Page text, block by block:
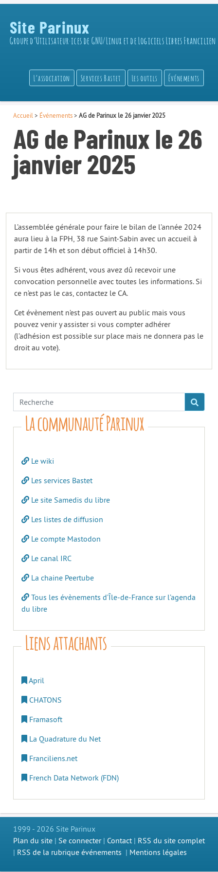
Site Parinux
Groupe d’Utilisateur·ices de GNU/Linux et de Logiciels Libres Francilien
L’association Services Bastet Les outils Événements
Accueil > Événements> AG de Parinux le 26 janvier 2025
AG de Parinux le 26
janvier 2025
L’assemblée générale pour faire le bilan de l’année 2024
aura lieu à la FPH, 38 rue Saint-Sabin avec un accueil à
partir de 14h et son début officiel à 14h30.
Si vous êtes adhérent, vous avez dû recevoir une
convocation personnelle avec toutes les informations. Si
ce n’est pas le cas, contactez le CA.
Cet évènement n’est pas ouvert au public mais vous
pouvez venir y assister si vous compter adhérer
(l’adhésion est possible sur place mais ne donnera pas le
droit au vote).
La communauté Parinux
Le wiki
Les services Bastet
Le site Samedis du libre
Les listes de diffusion
Le compte Mastodon
Le canal IRC
La chaine Peertube
Tous les évènements d’Île-de-France sur l’agenda
du libre
Liens attachants
April
CHATONS
Framasoft
La Quadrature du Net
Franciliens.net
French Data Network (FDN)
1999 - 2026 Site Parinux
Plan du site | Se connecter| Contact | RSS du site complet
| RSS de la rubrique événements | Mentions légales